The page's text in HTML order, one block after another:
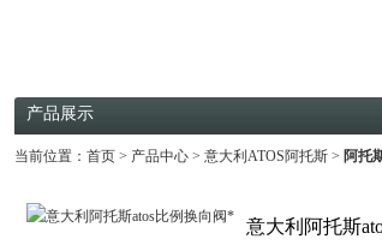
产品展示
当前位置： 首页 > 产品中心 > 意大利ATOS阿托斯 > 阿托
意大利阿托斯